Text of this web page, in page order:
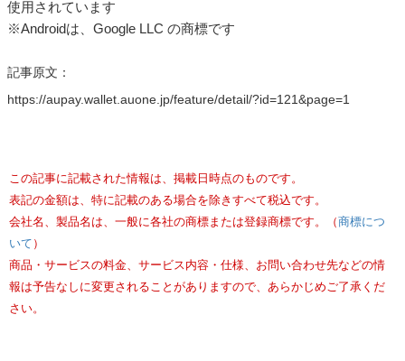
使用されています
※Androidは、Google LLC の商標です
記事原文：
https://aupay.wallet.auone.jp/feature/detail/?id=121&page=1
この記事に記載された情報は、掲載日時点のものです。
表記の金額は、特に記載のある場合を除きすべて税込です。
会社名、製品名は、一般に各社の商標または登録商標です。（ 商標につ
いて ）
商品・サービスの料金、サービス内容・仕様、お問い合わせ先などの情
報は予告なしに変更されることがありますので、あらかじめご了承くだ
さい。